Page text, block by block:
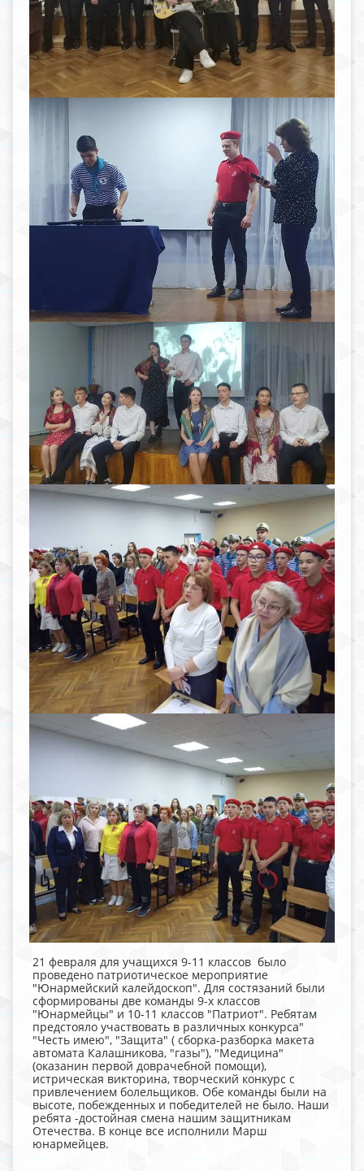
21 февраля для учащихся 9-11 классов было
проведено патриотическое мероприятие
"Юнармейский калейдоскоп". Для состязаний были
сформированы две команды 9-х классов
"Юнармейцы" и 10-11 классов "Патриот". Ребятам
предстояло участвовать в различных конкурса"
"Честь имею", "Защита" ( сборка-разборка макета
автомата Калашникова, "газы"), "Медицина"
(оказанин первой доврачебной помощи),
истрическая викторина, творческий конкурс с
привлечением болельщиков. Обе команды были на
высоте, побежденных и победителей не было. Наши
ребята -достойная смена нашим защитникам
Отечества. В конце все исполнили Марш
юнармейцев.